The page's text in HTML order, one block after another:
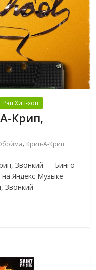
Рэп Хип-хоп
Крип,
, Крип-А-Крип
Звонкий — Бинго
Яндекс Музыке
Звонкий